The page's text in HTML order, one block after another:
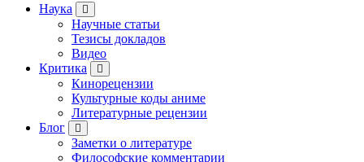
Наука
Научные статьи
Тезисы докладов
Видео
Критика
Кинорецензии
Культурные коды аниме
Литературные рецензии
Блог
Заметки о литературе
Философские комментарии